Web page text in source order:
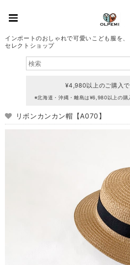
インポートのおしゃれで可愛いこども服を
セレクトショップ
¥4,980以上のご購入で
※北海道・沖縄・離島は¥6,980以上の購
リボンカンカン帽【A070】